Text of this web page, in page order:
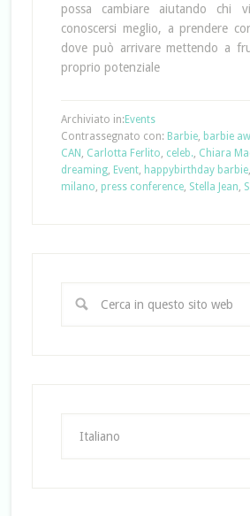
possa cambiare aiutando chi
conoscersi meglio, a prendere
dove può arrivare mettendo a
proprio potenziale
Archiviato in:Events
Contrassegnato con: Barbie, barbie
CAN Carlotta Ferlito celeb., Chiara
dreaming, Event, happybirthday barbie,
milano press conference, Stella Jean